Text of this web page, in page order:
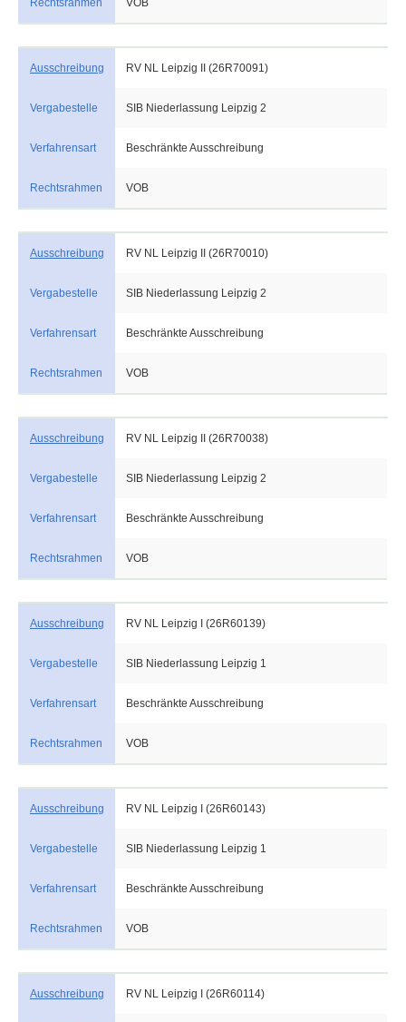
Rechtsrahmen VOB
Ausschreibung RV NL Leipzig II (26R70091)
Vergabestelle SIB Niederlassung Leipzig 2
Verfahrensart Beschränkte Ausschreibung
Rechtsrahmen VOB
Ausschreibung RV NL Leipzig II (26R70010)
Vergabestelle SIB Niederlassung Leipzig 2
Verfahrensart Beschränkte Ausschreibung
Rechtsrahmen VOB
Ausschreibung RV NL Leipzig II (26R70038)
Vergabestelle SIB Niederlassung Leipzig 2
Verfahrensart Beschränkte Ausschreibung
Rechtsrahmen VOB
Ausschreibung RV NL Leipzig I (26R60139)
Vergabestelle SIB Niederlassung Leipzig 1
Verfahrensart Beschränkte Ausschreibung
Rechtsrahmen VOB
Ausschreibung RV NL Leipzig I (26R60143)
Vergabestelle SIB Niederlassung Leipzig 1
Verfahrensart Beschränkte Ausschreibung
Rechtsrahmen VOB
Ausschreibung RV NL Leipzig I (26R60114)